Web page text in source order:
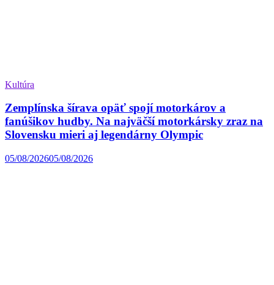
Kultúra
Zemplínska šírava opäť spojí motorkárov a
fanúšikov hudby. Na najväčší motorkársky zraz na
Slovensku mieri aj legendárny Olympic
05/08/202605/08/2026